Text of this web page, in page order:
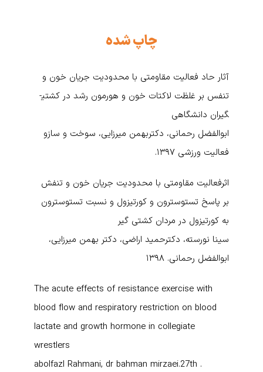
چاپ شده
آثار حاد فعالیت مقاومتی با محدودیت جریان خون و
تنفس بر غلظت لاکتات خون و هورمون رشد در کشتی­
گیران دانشگاهی
ابوالفضل رحمانی، دکتربهمن میرزایی، سوخت و سازو
فعالیت ورزشی ۱۳۹۷.
اثرفعالیت مقاومتی با محدودیت جریان خون و تنفش
بر پاسخ تستوسترون و کورتیزول و نسبت تستوسترون
به کورتیزول در مردان کشتی گیر
سینا نورسته، دکترحمید اراضی، دکتر بهمن میرزایی،
ابوالفضل رحمانی. ۱۳۹۸
The acute effects of resistance exercise with
blood flow and respiratory restriction on blood
lactate and growth hormone in collegiate
wrestlers
. abolfazl Rahmani, dr bahman mirzaei.27th